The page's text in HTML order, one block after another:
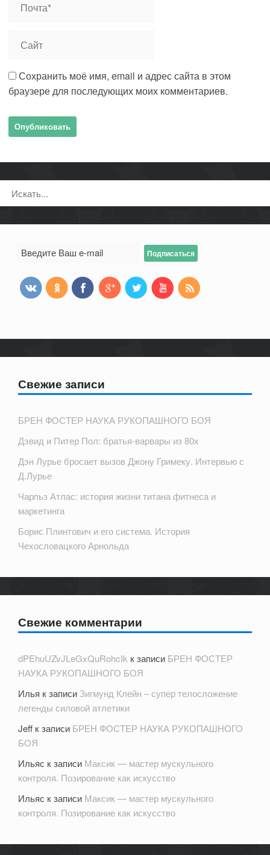
Сохранить моё имя, email и адрес сайта в этом
браузере для последующих моих комментариев.
Свежие записи
БРЕН ФОСТЕР НАУКА РУКОПАШНОГО БОЯ
Дэвид и Питер Пол: братья-варвары из 80х
Дэн Лурье бросает вызов Джону Гримеку. Интервью с
Д.Лурье
Чарльз Атлас: история жизни титана фитнеса и
маркетинга
Борис Плинтович и его система. История
Чехословацкого Арнольда
Свежие комментарии
dPEhuUZvJLeGxQuRohcIk к записи БРЕН ФОСТЕР
НАУКА РУКОПАШНОГО БОЯ
Илья к записи Зигмунд Клейн – супер телосложение
легенды силовой атлетики
Jeff к записи БРЕН ФОСТЕР НАУКА РУКОПАШНОГО
БОЯ
Ильяс к записи Максик — мастер мускульного
контроля. Позирование как искусство
Ильяс к записи Максик — мастер мускульного
контроля. Позирование как искусство